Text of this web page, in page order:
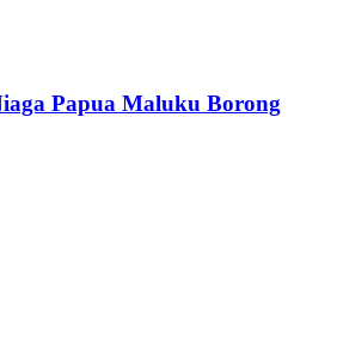
Papua Maluku Borong